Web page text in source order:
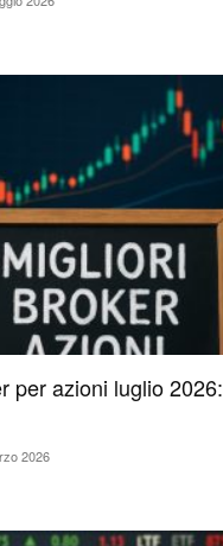
per azioni luglio 2026:
2026